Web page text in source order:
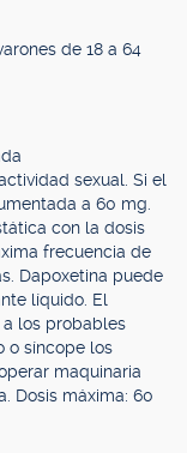
de 18 a 64
sexual. Si el
a 60 mg.
con la dosis
frecuencia de
Dapoxetina puede
líquido. El
los probables
o síncope los
maquinaria
Dosis máxima: 60